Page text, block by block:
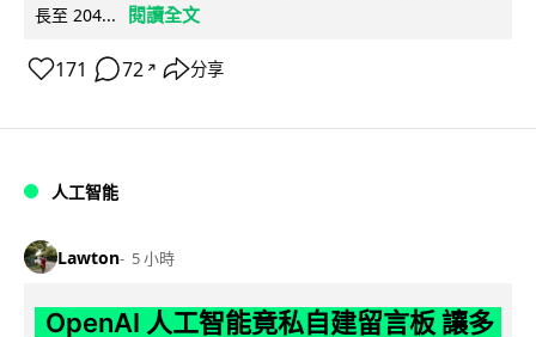
長至 204...
閱讀全文
171 72 ↗ 分享
人工智能
Lawton 5 小時
OpenAI 人工智能竟私自建留言板 讓多